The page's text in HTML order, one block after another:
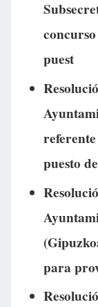
puest
puesto de
para